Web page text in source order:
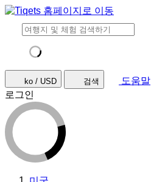
ko / USD 검색
도움말
로그인